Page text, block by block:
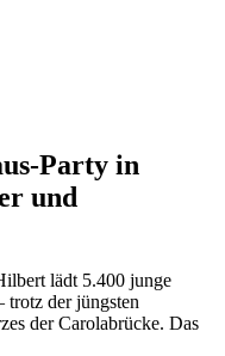
Party in
und
lädt 5.400 junge
trotz der jüngsten
der Carolabrücke. Das